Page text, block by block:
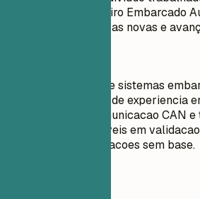
posição de Engenheiro Embarcado
possa aprender coisas novas e
Engenheiro senior de sistemas
com mais de 5 anos de experiencia
modulos ADAS, comunicacao CAN
melhorias mensuraveis em
sem adicionar afirmacoes sem base.